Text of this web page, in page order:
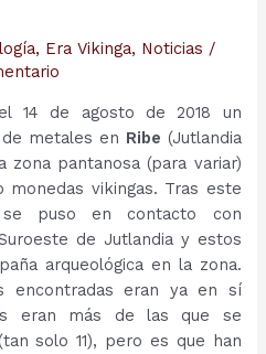
, Era Vikinga, Noticias /
14 de agosto de 2018 un
metales en Ribe (Jutlandia
zona pantanosa (para variar)
monedas vikingas. Tras este
se puso en contacto con
de Jutlandia y estos
arqueológica en la zona.
encontradas eran ya en sí
eran más de las que se
solo 11), pero es que han